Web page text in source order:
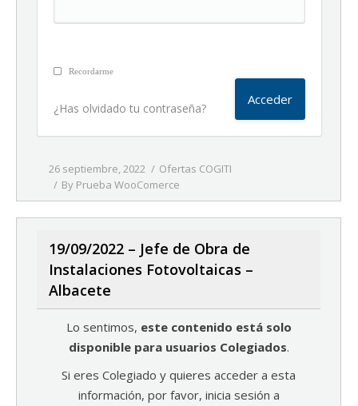
Recordarme
¿Has olvidado tu contraseña?
26 septiembre, 2022
Ofertas COGITI
By Prueba WooComerce
19/09/2022 – Jefe de Obra de
Instalaciones Fotovoltaicas –
Albacete
Lo sentimos, este contenido está solo
disponible para usuarios Colegiados.
Si eres Colegiado y quieres acceder a esta
información, por favor, inicia sesión a